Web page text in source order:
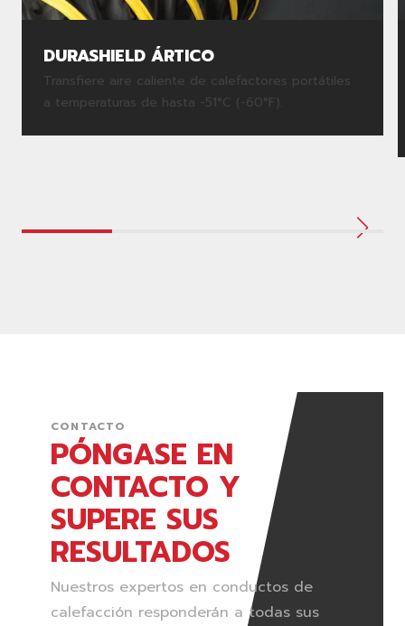
DURASHIELD ÁRTICO
Transfiere aire caliente de calefactores portátiles
a temperaturas de hasta -51°C (-60°F).
CONTACTO
PÓNGASE EN
CONTACTO Y
SUPERE SUS
RESULTADOS
Nuestros expertos en conductos de
calefacción responderán a todas sus